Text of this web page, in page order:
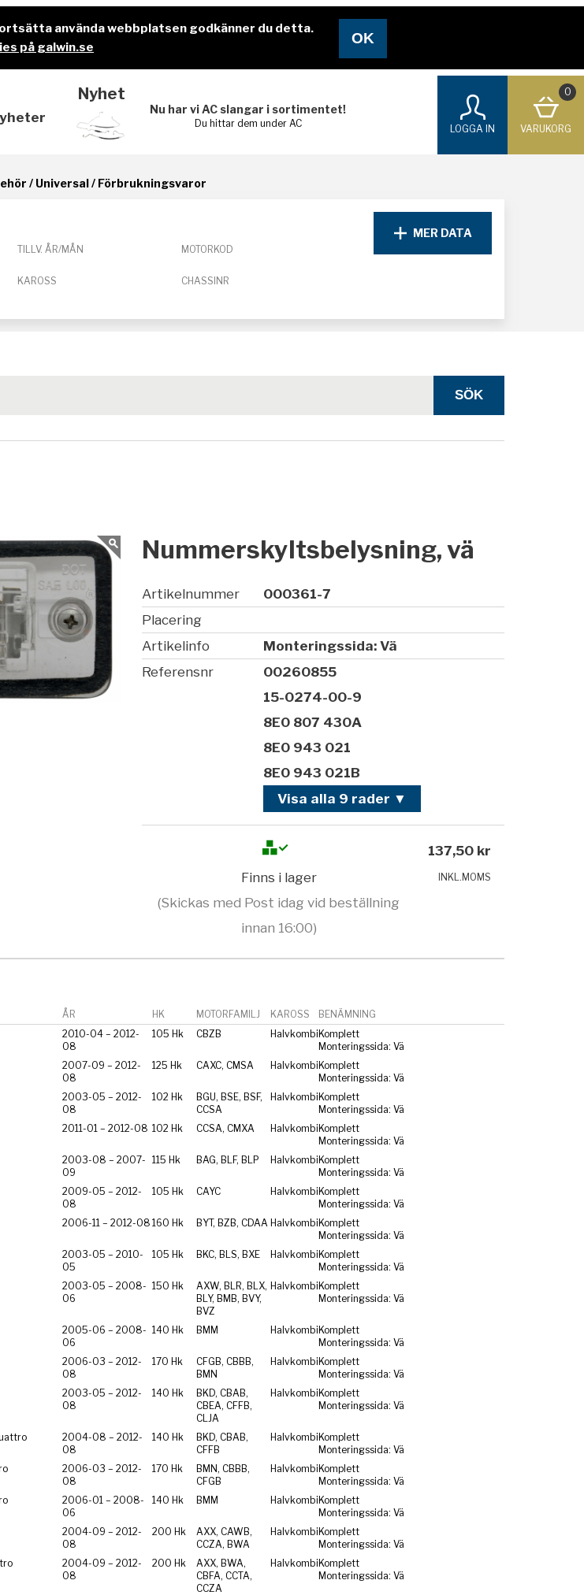
använda webbplatsen godkänner du detta.
på galwin.se
Nyhet
Nu har vi AC slangar i sortimentet!
Du hittar dem under AC
LOGGA IN
0
VARUKORG
/ Universal / Förbrukningsvaror
TILLV. ÅR/MÅN MOTORKOD
KAROSS CHASSINR
MER DATA
Nummerskyltsbelysning, vä
Artikelnummer
000361-7
Placering
Artikelinfo
Monteringssida: Vä
Referensnr
00260855
15-0274-00-9
8E0 807 430A
8E0 943 021
8E0 943 021B
Visa alla 9 rader ▼
Finns i lager
(Skickas med Post idag vid beställning
innan 16:00)
137,50 kr
INKL.MOMS
ÅR HK MOTORFAMILJ KAROSS
BENÄMNING
2010-04 – 2012-
08
105 Hk CBZB Halvkombi Komplett
Monteringssida: Vä
2007-09 – 2012-
08
125 Hk CAXC, CMSA Halvkombi Komplett
Monteringssida: Vä
2003-05 – 2012-
08
102 Hk
BGU, BSE, BSF,
CCSA
Halvkombi Komplett
Monteringssida: Vä
2011-01 – 2012-08 102 Hk CCSA, CMXA Halvkombi Komplett
Monteringssida: Vä
2003-08 – 2007-
09
115 Hk BAG, BLF, BLP Halvkombi Komplett
Monteringssida: Vä
2009-05 – 2012-
08
105 Hk CAYC Halvkombi Komplett
Monteringssida: Vä
2006-11 – 2012-08 160 Hk BYT, BZB, CDAA Halvkombi Komplett
Monteringssida: Vä
2003-05 – 2010-
05
105 Hk BKC, BLS, BXE Halvkombi Komplett
Monteringssida: Vä
2003-05 – 2008-
06
150 Hk
AXW, BLR, BLX,
BLY, BMB, BVY,
BVZ
Halvkombi Komplett
Monteringssida: Vä
2005-06 – 2008-
06
140 Hk BMM Halvkombi Komplett
Monteringssida: Vä
2006-03 – 2012-
08
170 Hk
CFGB, CBBB,
BMN
Halvkombi Komplett
Monteringssida: Vä
2003-05 – 2012-
08
140 Hk
BKD, CBAB,
CBEA, CFFB,
CLJA
Halvkombi Komplett
Monteringssida: Vä
2004-08 – 2012-
08
140 Hk
BKD, CBAB,
CFFB
Halvkombi Komplett
Monteringssida: Vä
2006-03 – 2012-
08
170 Hk
BMN, CBBB,
CFGB
Halvkombi Komplett
Monteringssida: Vä
2006-01 – 2008-
06
140 Hk BMM Halvkombi Komplett
Monteringssida: Vä
2004-09 – 2012-
08
200 Hk
AXX, CAWB,
CCZA, BWA
Halvkombi Komplett
Monteringssida: Vä
2004-09 – 2012-
08
200 Hk
AXX, BWA,
CBFA, CCTA,
CCZA
Halvkombi Komplett
Monteringssida: Vä